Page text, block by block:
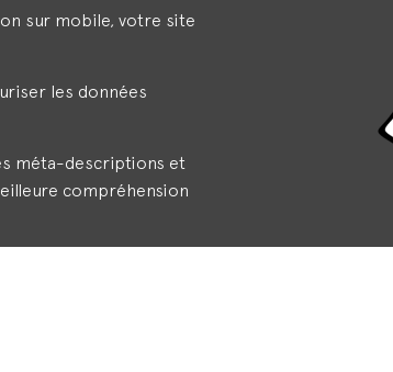
sur mobile, votre site
les données
méta-descriptions et
compréhension